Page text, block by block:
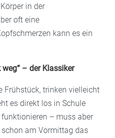
in der
oft eine
kann es ein
– der Klassiker
Frühstück, trinken vielleicht
es direkt los in Schule
– muss aber
am Vormittag das